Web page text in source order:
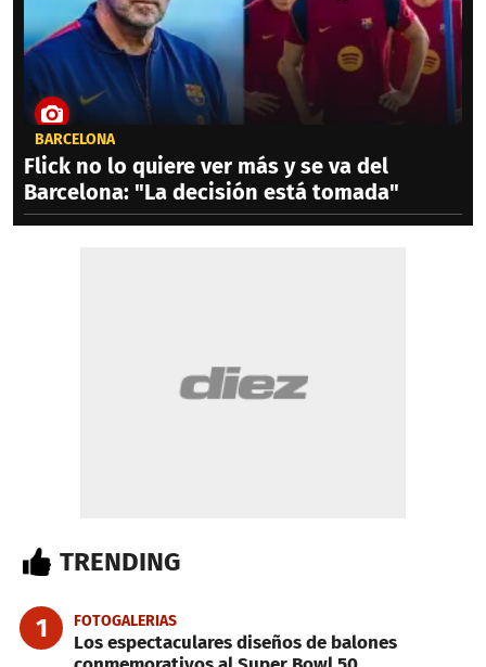
BARCELONA
Flick no lo quiere ver más y se va del
Barcelona: "La decisión está tomada"
TRENDING
1 FOTOGALERIAS
Los espectaculares diseños de balones